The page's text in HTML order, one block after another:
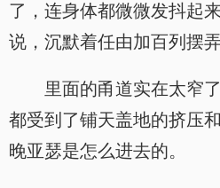
了，连身体都微微发抖起
说，沉默着任由加百列摆弄
里面的甬道实在太窄
都受到了铺天盖地的挤压
晚亚瑟是怎么进去的。